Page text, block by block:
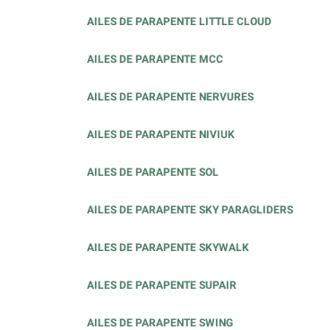
AILES DE PARAPENTE LITTLE CLOUD
AILES DE PARAPENTE MCC
AILES DE PARAPENTE NERVURES
AILES DE PARAPENTE NIVIUK
AILES DE PARAPENTE SOL
AILES DE PARAPENTE SKY PARAGLIDERS
AILES DE PARAPENTE SKYWALK
AILES DE PARAPENTE SUPAIR
AILES DE PARAPENTE SWING